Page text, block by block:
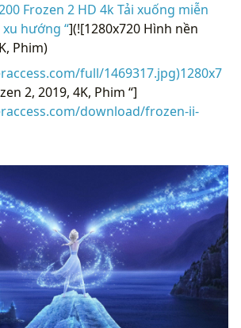
Frozen 2 HD 4k Tải xuống miễn
hướng “](![1280x720 Hình nền
Phim)
full/1469317.jpg)1280x7
2, 2019, 4K, Phim “]
download/frozen-ii-